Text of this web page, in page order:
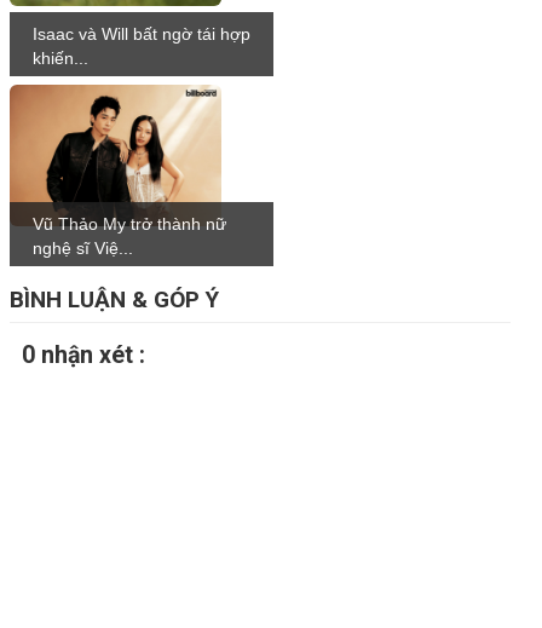
Isaac và Will bất ngờ tái hợp
khiến...
Vũ Thảo My trở thành nữ
nghệ sĩ Việ...
BÌNH LUẬN & GÓP Ý
0 nhận xét :